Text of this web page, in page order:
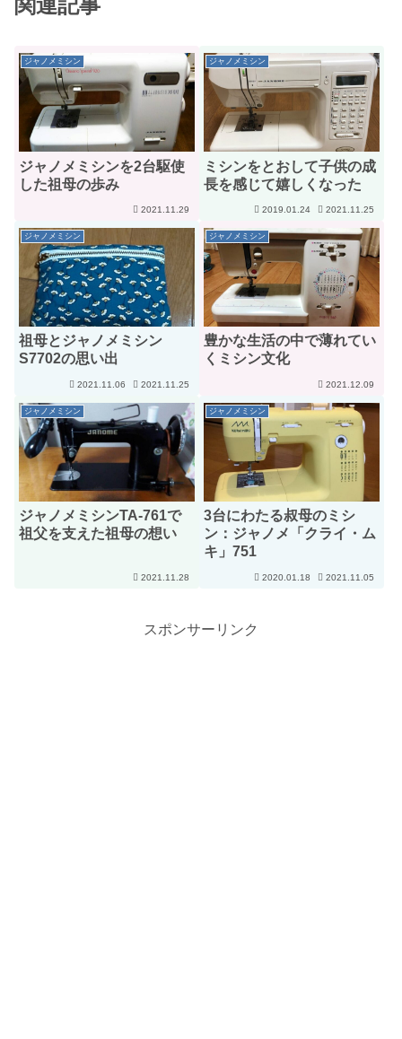
関連記事
ジャノメミシン
ジャノメミシンを2台駆使
した祖母の歩み
2021.11.29
ジャノメミシン
ミシンをとおして子供の成
長を感じて嬉しくなった
2019.01.24 2021.11.25
ジャノメミシン
祖母とジャノメミシン
S7702の思い出
2021.11.06 2021.11.25
ジャノメミシン
豊かな生活の中で薄れてい
くミシン文化
2021.12.09
ジャノメミシン
ジャノメミシンTA-761で
祖父を支えた祖母の想い
2021.11.28
ジャノメミシン
3台にわたる叔母のミシ
ン：ジャノメ「クライ・ム
キ」751
2020.01.18 2021.11.05
スポンサーリンク